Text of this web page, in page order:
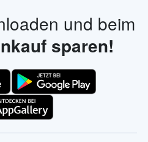
und beim
sparen!